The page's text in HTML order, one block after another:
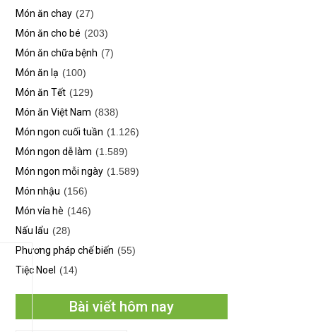
Món ăn chay (27)
Món ăn cho bé (203)
Món ăn chữa bệnh (7)
Món ăn lạ (100)
Món ăn Tết (129)
Món ăn Việt Nam (838)
Món ngon cuối tuần (1.126)
Món ngon dễ làm (1.589)
Món ngon mỗi ngày (1.589)
Món nhậu (156)
Món vỉa hè (146)
Nấu lẩu (28)
Phương pháp chế biến (55)
Tiệc Noel
(14)
Bài viết hôm nay